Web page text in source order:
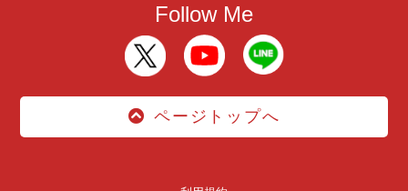
Follow Me
ページトップへ